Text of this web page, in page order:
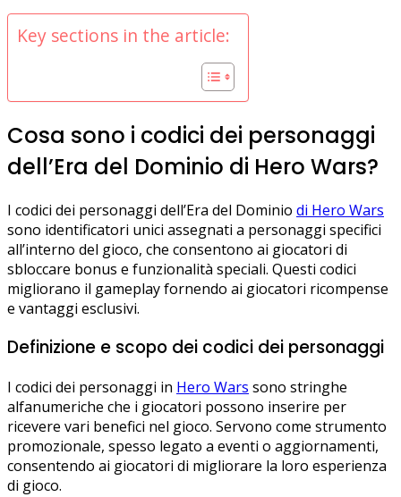
Key sections in the article:
Cosa sono i codici dei personaggi
dell’Era del Dominio di Hero Wars?
I codici dei personaggi dell’Era del Dominio di Hero Wars
sono identificatori unici assegnati a personaggi specifici
all’interno del gioco, che consentono ai giocatori di
sbloccare bonus e funzionalità speciali. Questi codici
migliorano il gameplay fornendo ai giocatori ricompense
e vantaggi esclusivi.
Definizione e scopo dei codici dei personaggi
I codici dei personaggi in Hero Wars sono stringhe
alfanumeriche che i giocatori possono inserire per
ricevere vari benefici nel gioco. Servono come strumento
promozionale, spesso legato a eventi o aggiornamenti,
consentendo ai giocatori di migliorare la loro esperienza
di gioco.